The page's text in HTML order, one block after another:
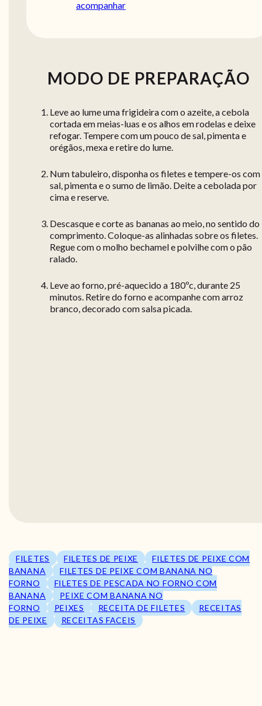
acompanhar
MODO DE PREPARAÇÃO
Leve ao lume uma frigideira com o azeite, a cebola
cortada em meias-luas e os alhos em rodelas e deixe
refogar. Tempere com um pouco de sal, pimenta e
orégãos, mexa e retire do lume.
Num tabuleiro, disponha os filetes e tempere-os com
sal, pimenta e o sumo de limão. Deite a cebolada por
cima e reserve.
Descasque e corte as bananas ao meio, no sentido do
comprimento. Coloque-as alinhadas sobre os filetes.
Regue com o molho bechamel e polvilhe com o pão
ralado.
Leve ao forno, pré-aquecido a 180ºc, durante 25
minutos. Retire do forno e acompanhe com arroz
branco, decorado com salsa picada.
FILETES FILETES DE PEIXE
FILETES DE PEIXE COM
BANANA
FILETES DE PEIXE COM BANANA NO
FORNO
FILETES DE PESCADA NO FORNO COM
BANANA
PEIXE COM BANANA NO
FORNO
PEIXES RECEITA DE FILETES
RECEITAS
DE PEIXE
RECEITAS FACEIS